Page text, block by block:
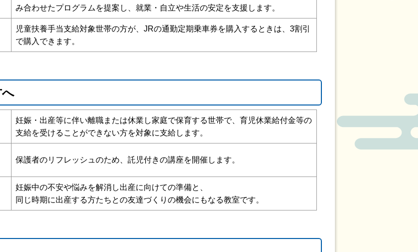
み合わせたプログラムを提案し、就業・自立や生活の安定を支援します。
児童扶養手当支給対象世帯の方が、JRの通勤定期乗車券を購入するときは、3割引
で購入できます。
妊娠・出産等に伴い離職または休業し家庭で保育する世帯で、育児休業給付金等の
支給を受けることができない方を対象に支給します。
保護者のリフレッシュのため、託児付きの講座を開催します。
妊娠中の不安や悩みを解消し出産に向けての準備と、
同じ時期に出産する方たちとの友達づくりの機会にもなる教室です。